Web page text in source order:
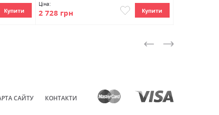
Купити
Ціна:
2 728 грн Купити
САЙТУ КОНТАКТИ